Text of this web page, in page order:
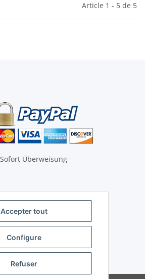
Accepter tout
Configure
Refuser
Article 1 - 5 de 5
Vertrag widerrufen